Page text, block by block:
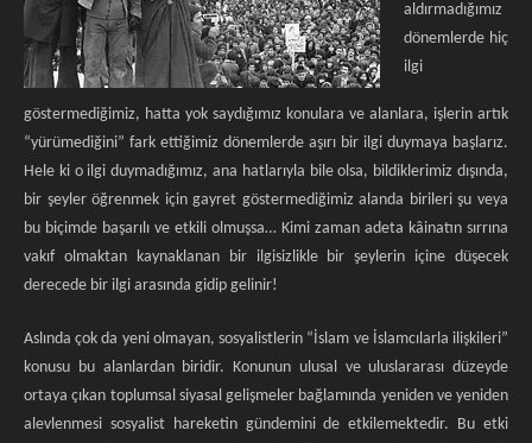
aldırmadığımız
dönemlerde hiç
ilgi
göstermediğimiz, hatta yok saydığımız konulara ve alanlara, işlerin artık
“yürümediğini” fark ettiğimiz dönemlerde aşırı bir ilgi duymaya başlarız.
Hele ki o ilgi duymadığımız, ana hatlarıyla bile olsa, bildiklerimiz dışında,
bir şeyler öğrenmek için gayret göstermediğimiz alanda birileri şu veya
bu biçimde başarılı ve etkili olmuşsa… Kimi zaman adeta kâinatın sırrına
vakıf olmaktan kaynaklanan bir ilgisizlikle bir şeylerin içine düşecek
derecede bir ilgi arasında gidip gelinir!
Aslında çok da yeni olmayan, sosyalistlerin “İslam ve İslamcılarla ilişkileri”
konusu bu alanlardan biridir. Konunun ulusal ve uluslararası düzeyde
ortaya çıkan toplumsal siyasal gelişmeler bağlamında yeniden ve yeniden
alevlenmesi sosyalist hareketin gündemini de etkilemektedir. Bu etki